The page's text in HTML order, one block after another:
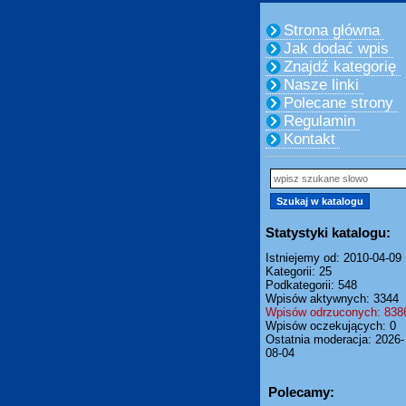
Strona główna
Jak dodać wpis
Znajdź kategorię
Nasze linki
Polecane strony
Regulamin
Kontakt
Statystyki katalogu:
Istniejemy od: 2010-04-09
Kategorii: 25
Podkategorii: 548
Wpisów aktywnych: 3344
Wpisów odrzuconych:
Wpisów oczekujących: 0
Ostatnia moderacja: 2026-
08-04
Polecamy: